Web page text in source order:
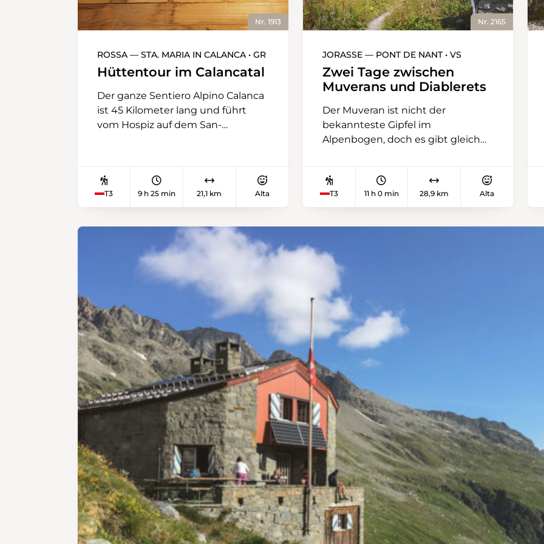
Nr. 1913
ROSSA — STA. MARIA IN CALANCA • GR
Hüttentour im Calancatal
Der ganze Sentiero Alpino Calanca
ist 45 Kilometer lang und führt
vom Hospiz auf dem San-
Bergkette zwischen den beiden
italienischsprachigen südlichen
dem Calancatal. Obschon die
Wanderung immer über
bündnerisches Gebiet verläuft,
kommt viel Tessinatmosphäre auf.
Wer nur zwei Tage Zeit hat, für den
gibt es eine lohnende Alternative:
Auf der Anfahrt nach Rossa erlebt
man die ganze Schönheit der alten
Weiler und steilen Felswände
bequem vom Postautositz aus. Der
Aufstieg zur Capanna Buffalora
kann dann allerdings schon etwas
schweisstreibend sein. Von Rossa
steigt der Weg steil zur Alp de
Calvaresc auf. Die Ziegenalp ist ein
erster Höhepunkt der Tour. Bis
zum Etappenziel Capanna
Buffalora sind es nun nur noch
rund 45 Minuten. Der zweite Tag
beginnt mit einem weiteren
kurzen Anstieg zum Pass de
Buffalora und zum Übergang an
T3 9 h 25 min 21,1 km Alta
Nr. 2165
JORASSE — PONT DE NANT • VS
Zwei Tage zwischen
Muverans und Diablerets
Der Muveran ist nicht der
bekannteste Gipfel im
Alpenbogen, doch es gibt gleich
ist etwas für Bergsteigerinnen und
Bergsteiger. Dank der Tour des
aber immerhin umrunden – und
Die Hüttentour führt in vier
Etappen über sechs Pässe durch
die Walliser und die Waadtländer
Alpen. Dank guter öV-Anbindung
kann auch nur ein zweitägiger
Ausschnitt davon gewandert
werden. Diese Wanderung startet
im Ferienort Ovronnaz, hoch über
dem Rhonetal. Bei den ersten
Höhenmetern bis Jorasse hilft die
Sesselbahn. Dann zeigen die
Wegweiser bereits das Tagesziel
Derborence oder das Zwischenziel
Rambert an. Über ausgedehnte
Alpen und steile Felsstufen führt
der Weg in alpines Gelände
unterhalb der Muverans, wo sich
gerne Steinböcke tummeln.
Vorbei an der Cabane Rambert
CAS wandert man weiter zum Col
T3 11 h 0 min 28,9 km Alta